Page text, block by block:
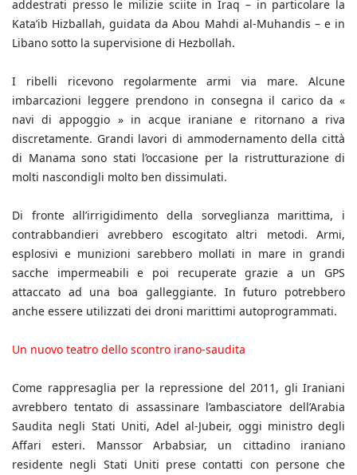
addestrati presso le milizie sciite in Iraq – in particolare la
Kata’ib Hizballah, guidata da Abou Mahdi al-Muhandis – e in
Libano sotto la supervisione di Hezbollah.
I ribelli ricevono regolarmente armi via mare. Alcune
imbarcazioni leggere prendono in consegna il carico da «
navi di appoggio » in acque iraniane e ritornano a riva
discretamente. Grandi lavori di ammodernamento della città
di Manama sono stati l’occasione per la ristrutturazione di
molti nascondigli molto ben dissimulati.
Di fronte all’irrigidimento della sorveglianza marittima, i
contrabbandieri avrebbero escogitato altri metodi. Armi,
esplosivi e munizioni sarebbero mollati in mare in grandi
sacche impermeabili e poi recuperate grazie a un GPS
attaccato ad una boa galleggiante. In futuro potrebbero
anche essere utilizzati dei droni marittimi autoprogrammati.
Un nuovo teatro dello scontro irano-saudita
Come rappresaglia per la repressione del 2011, gli Iraniani
avrebbero tentato di assassinare l’ambasciatore dell’Arabia
Saudita negli Stati Uniti, Adel al-Jubeir, oggi ministro degli
Affari esteri. Manssor Arbabsiar, un cittadino iraniano
residente negli Stati Uniti prese contatti con persone che